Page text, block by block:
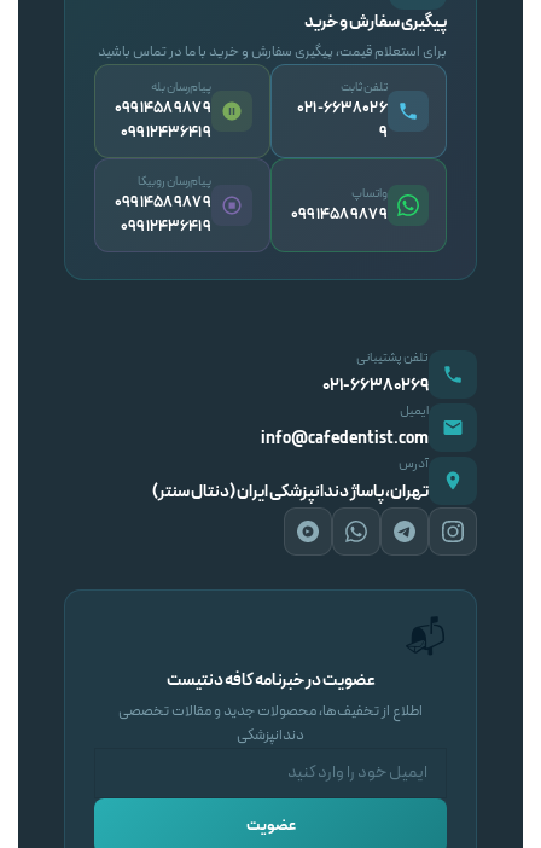
پیگیری سفارش و خرید
برای استعلام قیمت، پیگیری سفارش و خرید با ما در تماس باشید
تلفن ثابت
۰۲۱-۶۶۳۸۰۲۶
۹
پیام‌رسان بله
09914589879
09912436419
واتساپ
09914589879
پیام‌رسان روبیکا
09914589879
09912436419
تلفن پشتیبانی
۰۲۱-۶۶۳۸۰۲۶۹
ایمیل
info@cafedentist.com
آدرس
تهران، پاساژ دندانپزشکی ایران (دنتال سنتر)
📬
عضویت در خبرنامه کافه دنتیست
اطلاع از تخفیف‌ها، محصولات جدید و مقالات تخصصی
دندانپزشکی
عضویت